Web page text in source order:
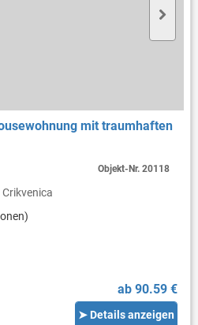
mit traumhaften
Crikvenica
ab 90.59 €
➤ Details anzeigen
Objekt-Nr.20118